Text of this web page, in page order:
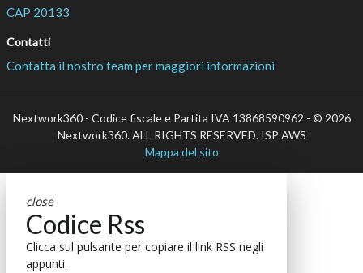
CAP 20133
Contatti
Contatta il nostro team per maggiori informazioni
Nextwork360 - Codice fiscale e Partita IVA 13868590962 - © 2026
Nextwork360. ALL RIGHTS RESERVED. ISP AWS
Mappa del sito
close
Codice Rss
Clicca sul pulsante per copiare il link RSS negli
appunti.